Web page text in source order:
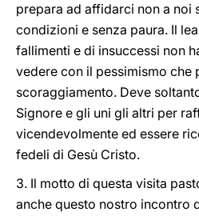
prepara ad affidarci non a noi
condizioni e senza paura. Il
fallimenti e di insuccessi non
vedere con il pessimismo che
scoraggiamento. Deve
Signore e gli uni gli altri per
vicendevolmente ed essere
fedeli di Gesù Cristo.
3. Il motto di questa visita
anche questo nostro incontro